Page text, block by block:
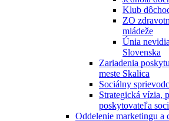
Klub
ZO
mládeže
Únia
Slovenska
Zariadenia
meste Skalica
Sociálny
Strategická vízia,
poskytovateľa
Oddelenie marketingu a